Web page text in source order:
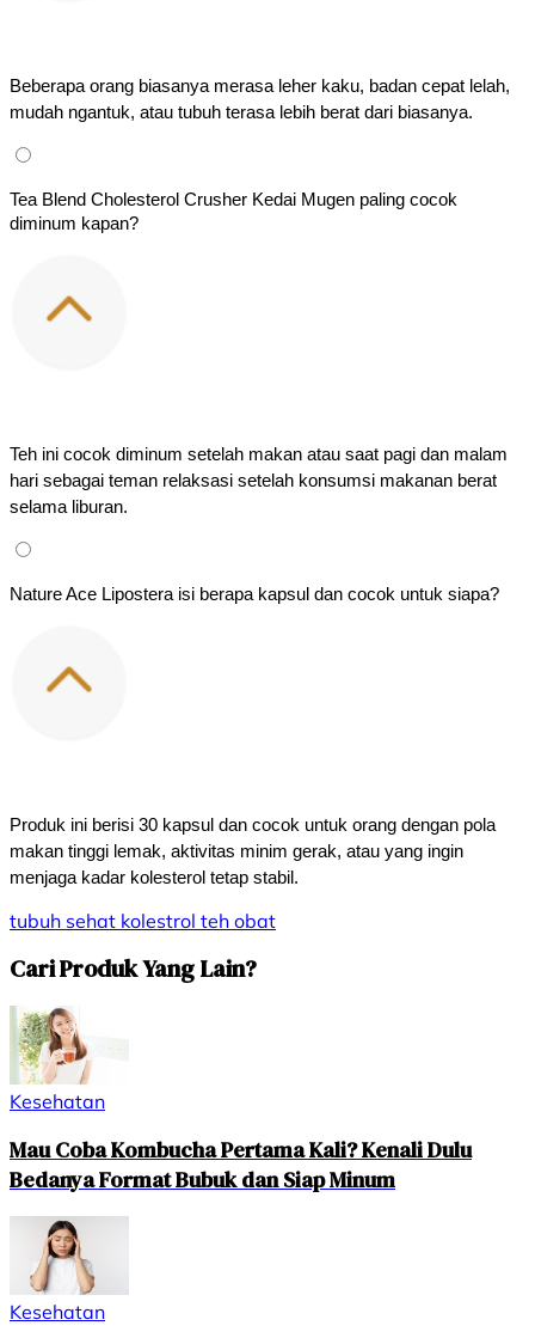
Beberapa orang biasanya merasa leher kaku, badan cepat lelah,
mudah ngantuk, atau tubuh terasa lebih berat dari biasanya.
Tea Blend Cholesterol Crusher Kedai Mugen paling cocok
diminum kapan?
Teh ini cocok diminum setelah makan atau saat pagi dan malam
hari sebagai teman relaksasi setelah konsumsi makanan berat
selama liburan.
Nature Ace Lipostera isi berapa kapsul dan cocok untuk siapa?
Produk ini berisi 30 kapsul dan cocok untuk orang dengan pola
makan tinggi lemak, aktivitas minim gerak, atau yang ingin
menjaga kadar kolesterol tetap stabil.
tubuh sehat kolestrol teh obat
Cari Produk Yang Lain?
Kesehatan
Mau Coba Kombucha Pertama Kali? Kenali Dulu
Bedanya Format Bubuk dan Siap Minum
Kesehatan